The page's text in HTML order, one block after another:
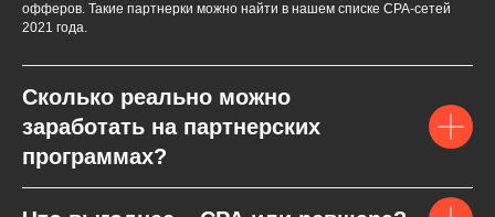
офферов. Такие партнерки можно найти в нашем списке СPA-сетей
2021 года.
Сколько реально можно
заработать на партнерских
программах?